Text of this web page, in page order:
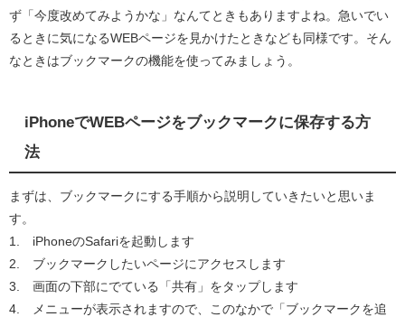
ず「今度改めてみようかな」なんてときもありますよね。急いでい
るときに気になるWEBページを見かけたときなども同様です。そん
なときはブックマークの機能を使ってみましょう。
iPhoneでWEBページをブックマークに保存する方
法
まずは、ブックマークにする手順から説明していきたいと思いま
す。
1. iPhoneのSafariを起動します
2. ブックマークしたいページにアクセスします
3. 画面の下部にでている「共有」をタップします
4. メニューが表示されますので、このなかで「ブックマークを追